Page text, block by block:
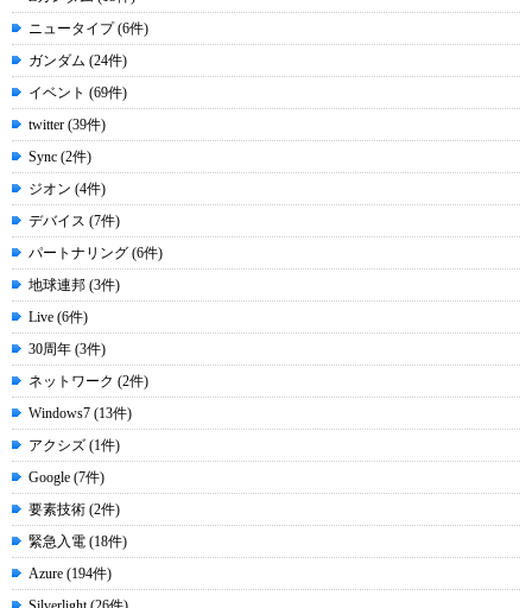
ニュータイプ (6件)
ガンダム (24件)
イベント (69件)
twitter (39件)
Sync (2件)
ジオン (4件)
デバイス (7件)
パートナリング (6件)
地球連邦 (3件)
Live (6件)
30周年 (3件)
ネットワーク (2件)
Windows7 (13件)
アクシズ (1件)
Google (7件)
要素技術 (2件)
緊急入電 (18件)
Azure (194件)